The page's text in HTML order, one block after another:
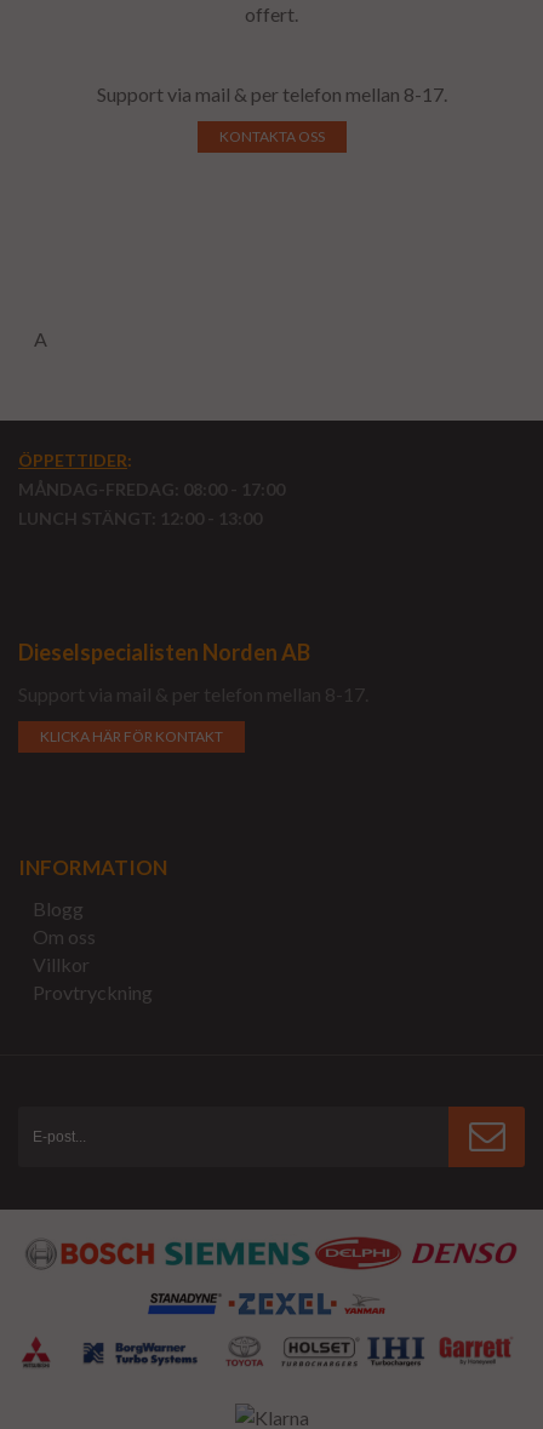
offert.
Support via mail & per telefon mellan 8-17.
KONTAKTA OSS
A
ÖPPETTIDER:
MÅNDAG-FREDAG: 08:00 - 17:00
LUNCH STÄNGT: 12:00 - 13:00
Dieselspecialisten Norden AB
Support via mail & per telefon mellan 8-17.
KLICKA HÄR FÖR KONTAKT
INFORMATION
Blogg
Om oss
Villkor
Provtryckning